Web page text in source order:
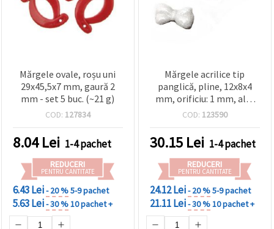
Mărgele ovale, roșu uni
29x45,5x7 mm, gaură 2
mm - set 5 buc. (~21 g)
COD: 127834
8.04Lei 1-4 pachet
REDUCERI
PENTRU CANTITATE
6.43 Lei- 20 %5-9 pachet
5.63 Lei- 30 %10 pachet +
Mărgele acrilice tip
panglică, pline, 12x8x4
mm, orificiu: 1 mm, alb,
50 g ~160 buc.
COD: 123590
30.15 Lei 1-4 pachet
REDUCERI
PENTRU CANTITATE
24.12 Lei- 20 %5-9 pachet
21.11 Lei- 30 %10 pachet +